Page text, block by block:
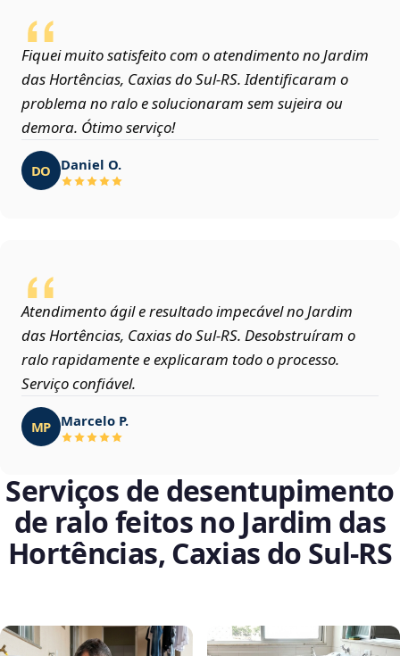
Fiquei muito satisfeito com o atendimento no Jardim
das Hortências, Caxias do Sul‑RS. Identificaram o
problema no ralo e solucionaram sem sujeira ou
demora. Ótimo serviço!
DO Daniel O.
Atendimento ágil e resultado impecável no Jardim
das Hortências, Caxias do Sul‑RS. Desobstruíram o
ralo rapidamente e explicaram todo o processo.
Serviço confiável.
MP Marcelo P.
Serviços de desentupimento
de ralo feitos no Jardim das
Hortências, Caxias do Sul‑RS